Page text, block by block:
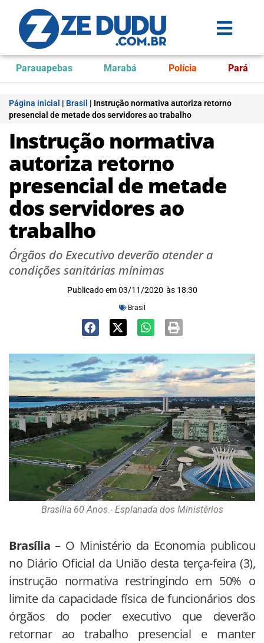
Parauapebas Marabá Polícia Pará
Página inicial | Brasil | Instrução normativa autoriza retorno
presencial de metade dos servidores ao trabalho
Instrução normativa
autoriza retorno
presencial de metade
dos servidores ao
trabalho
Órgãos do Executivo deverão atender a
condições sanitárias mínimas
Publicado em 03/11/2020 às 18:30
Brasil
Brasília 60 Anos - Esplanada dos Ministérios
Brasília– O Ministério da Economia publicou
no Diário Oficial da União desta terça-feira (3),
instrução normativa restringindo em 50% o
limite da capacidade física de funcionários dos
órgãos do poder executivo que deverão
retornar ao trabalho presencial e manter